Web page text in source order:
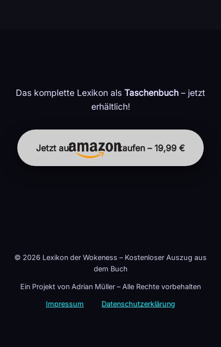
Das komplette Lexikon als Taschenbuch – jetzt
erhältlich!
Jetzt auf kaufen – 19,99 €
© 2026 Lexikon der Wokeness – Kostenloser Auszug aus
dem Buch
Ein Projekt von Adrian Müller – Alle Rechte vorbehalten
Impressum Datenschutzerklärung